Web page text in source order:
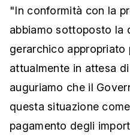
"In conformità con la
abbiamo sottoposto la
gerarchico appropriato
attualmente in attesa
auguriamo che il
questa situazione
pagamento degli